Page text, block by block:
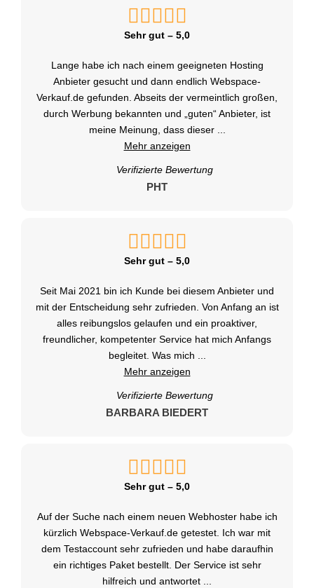
Sehr gut – 5,0
Lange habe ich nach einem geeigneten Hosting
Anbieter gesucht und dann endlich Webspace-
Verkauf.de gefunden. Abseits der vermeintlich großen,
durch Werbung bekannten und „guten“ Anbieter, ist
meine Meinung, dass dieser
Mehr anzeigen
Verifizierte Bewertung
PHT
Sehr gut – 5,0
Seit Mai 2021 bin ich Kunde bei diesem Anbieter und
mit der Entscheidung sehr zufrieden. Von Anfang an ist
alles reibungslos gelaufen und ein proaktiver,
freundlicher, kompetenter Service hat mich Anfangs
begleitet. Was mich
Mehr anzeigen
Verifizierte Bewertung
BARBARA BIEDERT
Sehr gut – 5,0
Auf der Suche nach einem neuen Webhoster habe ich
kürzlich Webspace-Verkauf.de getestet. Ich war mit
dem Testaccount sehr zufrieden und habe daraufhin
ein richtiges Paket bestellt. Der Service ist sehr
hilfreich und antwortet